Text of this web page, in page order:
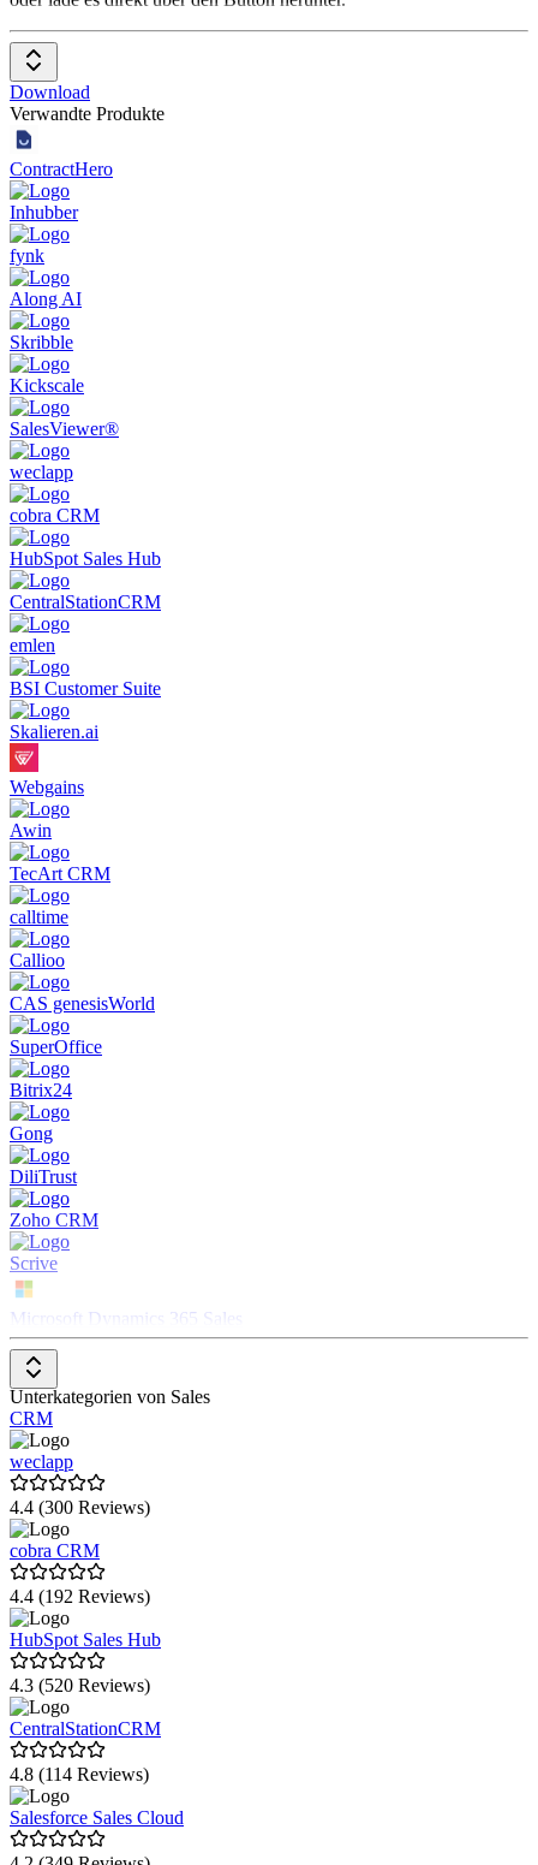
Download
Verwandte Produkte
ContractHero
Inhubber
fynk
Along AI
Skribble
Kickscale
SalesViewer®
weclapp
cobra CRM
HubSpot Sales Hub
CentralStationCRM
emlen
BSI Customer Suite
Skalieren.ai
Webgains
Awin
TecArt CRM
calltime
Callioo
CAS genesisWorld
SuperOffice
Bitrix24
Gong
DiliTrust
Zoho CRM
Scrive
Microsoft Dynamics 365 Sales
agorum core
ADCELL
Bliro
Demodesk Coaching & AI
Zeeg
BCS (Business Coordination Software)
SmartWe
SAP Sales Cloud
Flixcheck
telli
meetergo
Lime Connect (ehemals Userlike)
Unterkategorien von Sales
CRM
weclapp
4.4 (300 Reviews)
cobra CRM
4.4 (192 Reviews)
HubSpot Sales Hub
4.3 (520 Reviews)
CentralStationCRM
4.8 (114 Reviews)
Salesforce Sales Cloud